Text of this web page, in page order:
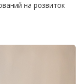
на розвиток